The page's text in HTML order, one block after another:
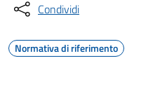
Condividi
Normativa di riferimento